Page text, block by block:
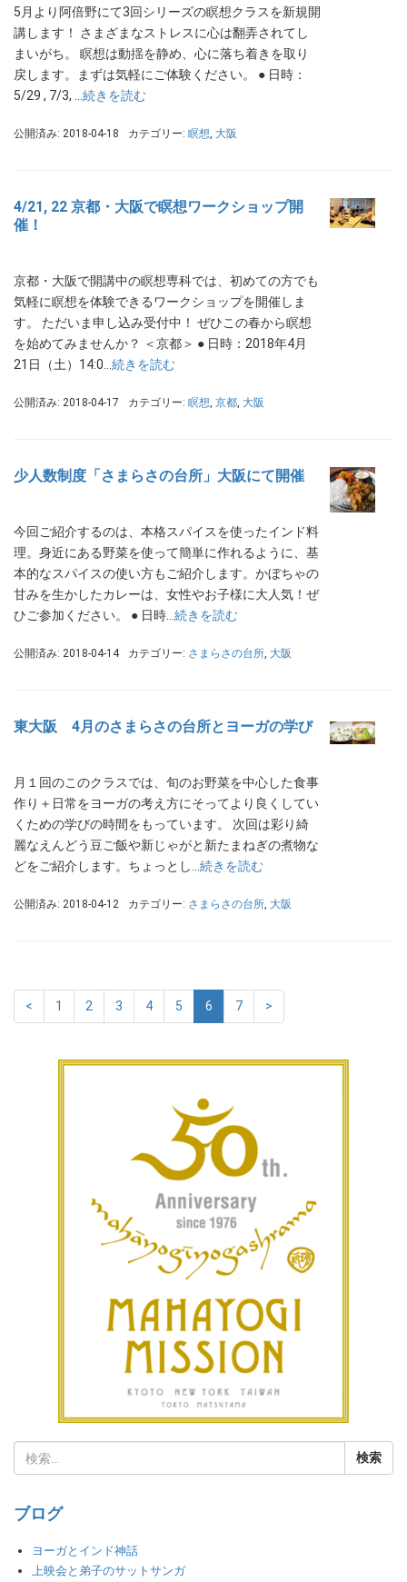
5月より阿倍野にて3回シリーズの瞑想クラスを新規開
講します！ さまざまなストレスに心は翻弄されてし
まいがち。 瞑想は動揺を静め、心に落ち着きを取り
戻します。まずは気軽にご体験ください。 ● 日時：
5/29 , 7/3, … 続きを読む
公開済み: 2018-04-18 カテゴリー: 瞑想, 大阪
4/21, 22 京都・大阪で瞑想ワークショップ開
催！
京都・大阪で開講中の瞑想専科では、初めての方でも
気軽に瞑想を体験できるワークショップを開催しま
す。 ただいま申し込み受付中！ ぜひこの春から瞑想
を始めてみませんか？ ＜京都＞ ● 日時：2018年4月
21日（土）14:0… 続きを読む
公開済み: 2018-04-17 カテゴリー: 瞑想, 京都, 大阪
少人数制度「さまらさの台所」大阪にて開催
今回ご紹介するのは、本格スパイスを使ったインド料
理。身近にある野菜を使って簡単に作れるように、基
本的なスパイスの使い方もご紹介します。かぼちゃの
甘みを生かしたカレーは、女性やお子様に大人気！ぜ
ひご参加ください。 ● 日時… 続きを読む
公開済み: 2018-04-14 カテゴリー: さまらさの台所, 大阪
東大阪 4月のさまらさの台所とヨーガの学び
月１回のこのクラスでは、旬のお野菜を中心した食事
作り＋日常をヨーガの考え方にそってより良くしてい
くための学びの時間をもっています。 次回は彩り綺
麗なえんどう豆ご飯や新じゃがと新たまねぎの煮物な
どをご紹介します。ちょっとし… 続きを読む
公開済み: 2018-04-12 カテゴリー: さまらさの台所, 大阪
< 1 2 3 4 5 6 7 >
ブログ
ヨーガとインド神話
上映会と弟子のサットサンガ